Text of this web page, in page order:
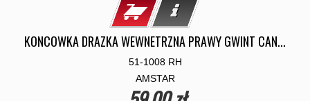
KONCOWKA DRAZKA WEWNETRZNA PRAWY GWINT CAN...
51-1008 RH
AMSTAR